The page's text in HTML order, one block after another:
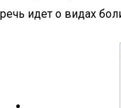
речь идет о видах